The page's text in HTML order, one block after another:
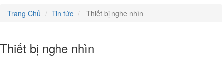
Trang Chủ
Tin tức Thiết bị nghe nhìn
Thiết bị nghe nhìn